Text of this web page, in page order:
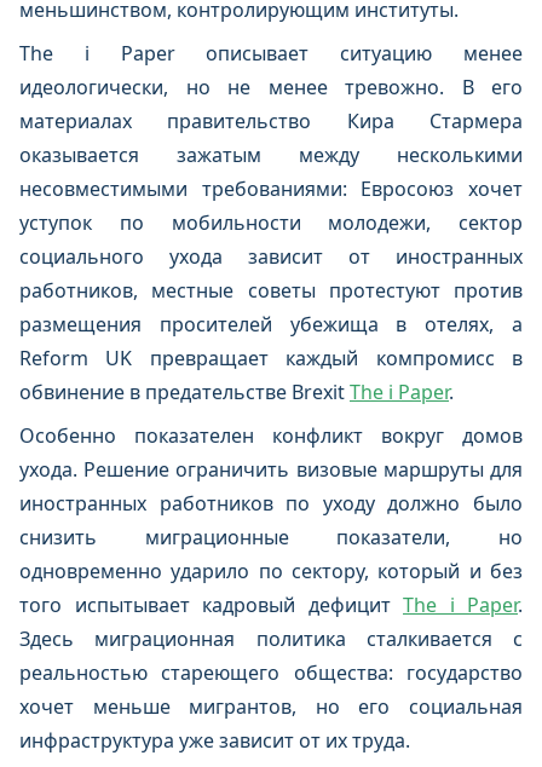
меньшинством, контролирующим институты.
The i Paper описывает ситуацию менее
идеологически, но не менее тревожно. В его
материалах правительство Кира Стармера
оказывается зажатым между несколькими
несовместимыми требованиями: Евросоюз хочет
уступок по мобильности молодежи, сектор
социального ухода зависит от иностранных
работников, местные советы протестуют против
размещения просителей убежища в отелях, а
Reform UK превращает каждый компромисс в
обвинение в предательстве BrexitThe i Paper.
Особенно показателен конфликт вокруг домов
ухода. Решение ограничить визовые маршруты для
иностранных работников по уходу должно было
снизить миграционные показатели, но
одновременно ударило по сектору, который и без
того испытывает кадровый дефицит The i Paper.
Здесь миграционная политика сталкивается с
реальностью стареющего общества: государство
хочет меньше мигрантов, но его социальная
инфраструктура уже зависит от их труда.